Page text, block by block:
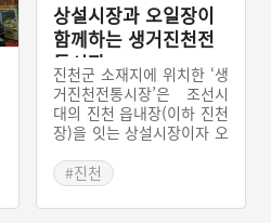
상설시장과 오일장이
함께하는 생거진천전
통시장
진천군 소재지에 위치한 ‘생
거진천전통시장’은 조선시
대의 진천 읍내장(이하 진천
장)을 잇는 상설시장이자 오
소재지에서 열리는 정기시
장이다. 1911년 도로에 장
이 서던 진천장이 ‘장터거
#진천